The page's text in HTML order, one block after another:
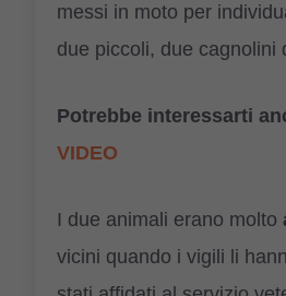
messi in moto per
due piccoli, due cagnolini
Potrebbe interessarti
VIDEO
I due animali erano molto
vicini quando i vigili li